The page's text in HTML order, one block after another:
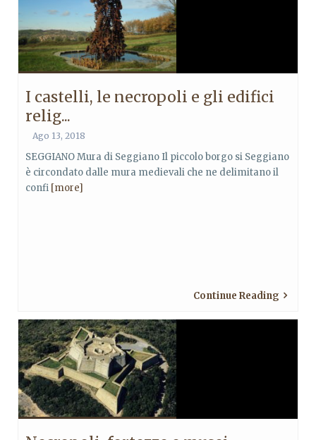
I castelli, le necropoli e gli edifici
relig...
Ago 13, 2018
SEGGIANO Mura di Seggiano Il piccolo borgo si Seggiano
è circondato dalle mura medievali che ne delimitano il
confi [more]
Continue Reading